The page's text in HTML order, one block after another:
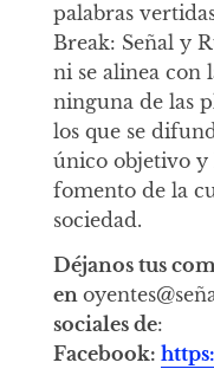
palabras
Break: Señal y
ni se alinea con
ninguna de las
los que se
único objetivo y
fomento de la
sociedad.
Déjanos tus
en
sociales de:
Facebook: